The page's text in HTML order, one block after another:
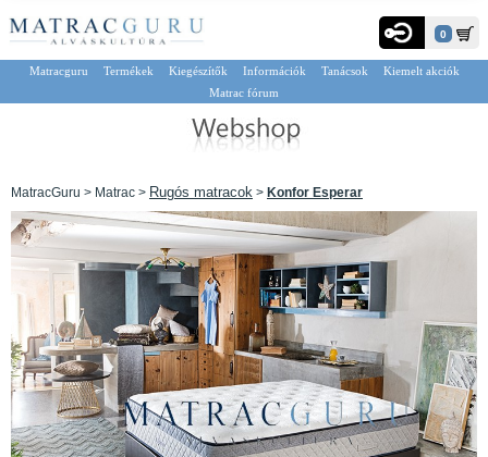
0
Matracguru Termékek Kiegészítők Információk Tanácsok
Kiemelt akciók
Matrac fórum
MatracGuru > Matrac > Rugós matracok > Konfor Esperar